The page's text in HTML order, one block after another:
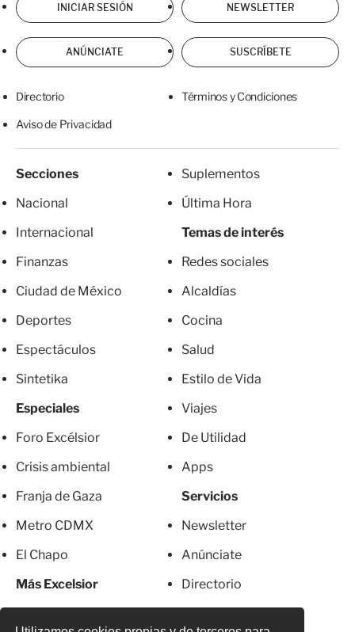
INICIAR SESIÓN NEWSLETTER
ANÚNCIATE SUSCRÍBETE
Directorio Términos y Condiciones
Aviso de Privacidad
Secciones
Nacional
Internacional
Finanzas
Ciudad de México
Deportes
Espectáculos
Sintetika
Especiales
Foro Excélsior
Crisis ambiental
Franja de Gaza
Metro CDMX
El Chapo
Más Excelsior
Suplementos
Última Hora
Temas de interés
Redes sociales
Alcaldías
Cocina
Salud
Estilo de Vida
Viajes
De Utilidad
Apps
Servicios
Newsletter
Anúnciate
Directorio